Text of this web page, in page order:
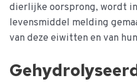
dierlijke oorsprong, wordt
levensmiddel melding
van deze eiwitten en van